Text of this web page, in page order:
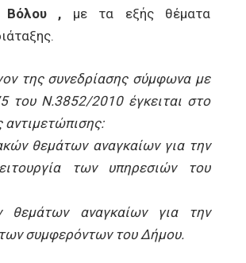
Βόλου , με τα εξής θέματα
της συνεδρίασης σύμφωνα με
του Ν.3852/2010 έγκειται στο
αντιμετώπισης:
θεμάτων αναγκαίων για την
των υπηρεσιών του
θεμάτων αναγκαίων για την
συμφερόντων του Δήμου.